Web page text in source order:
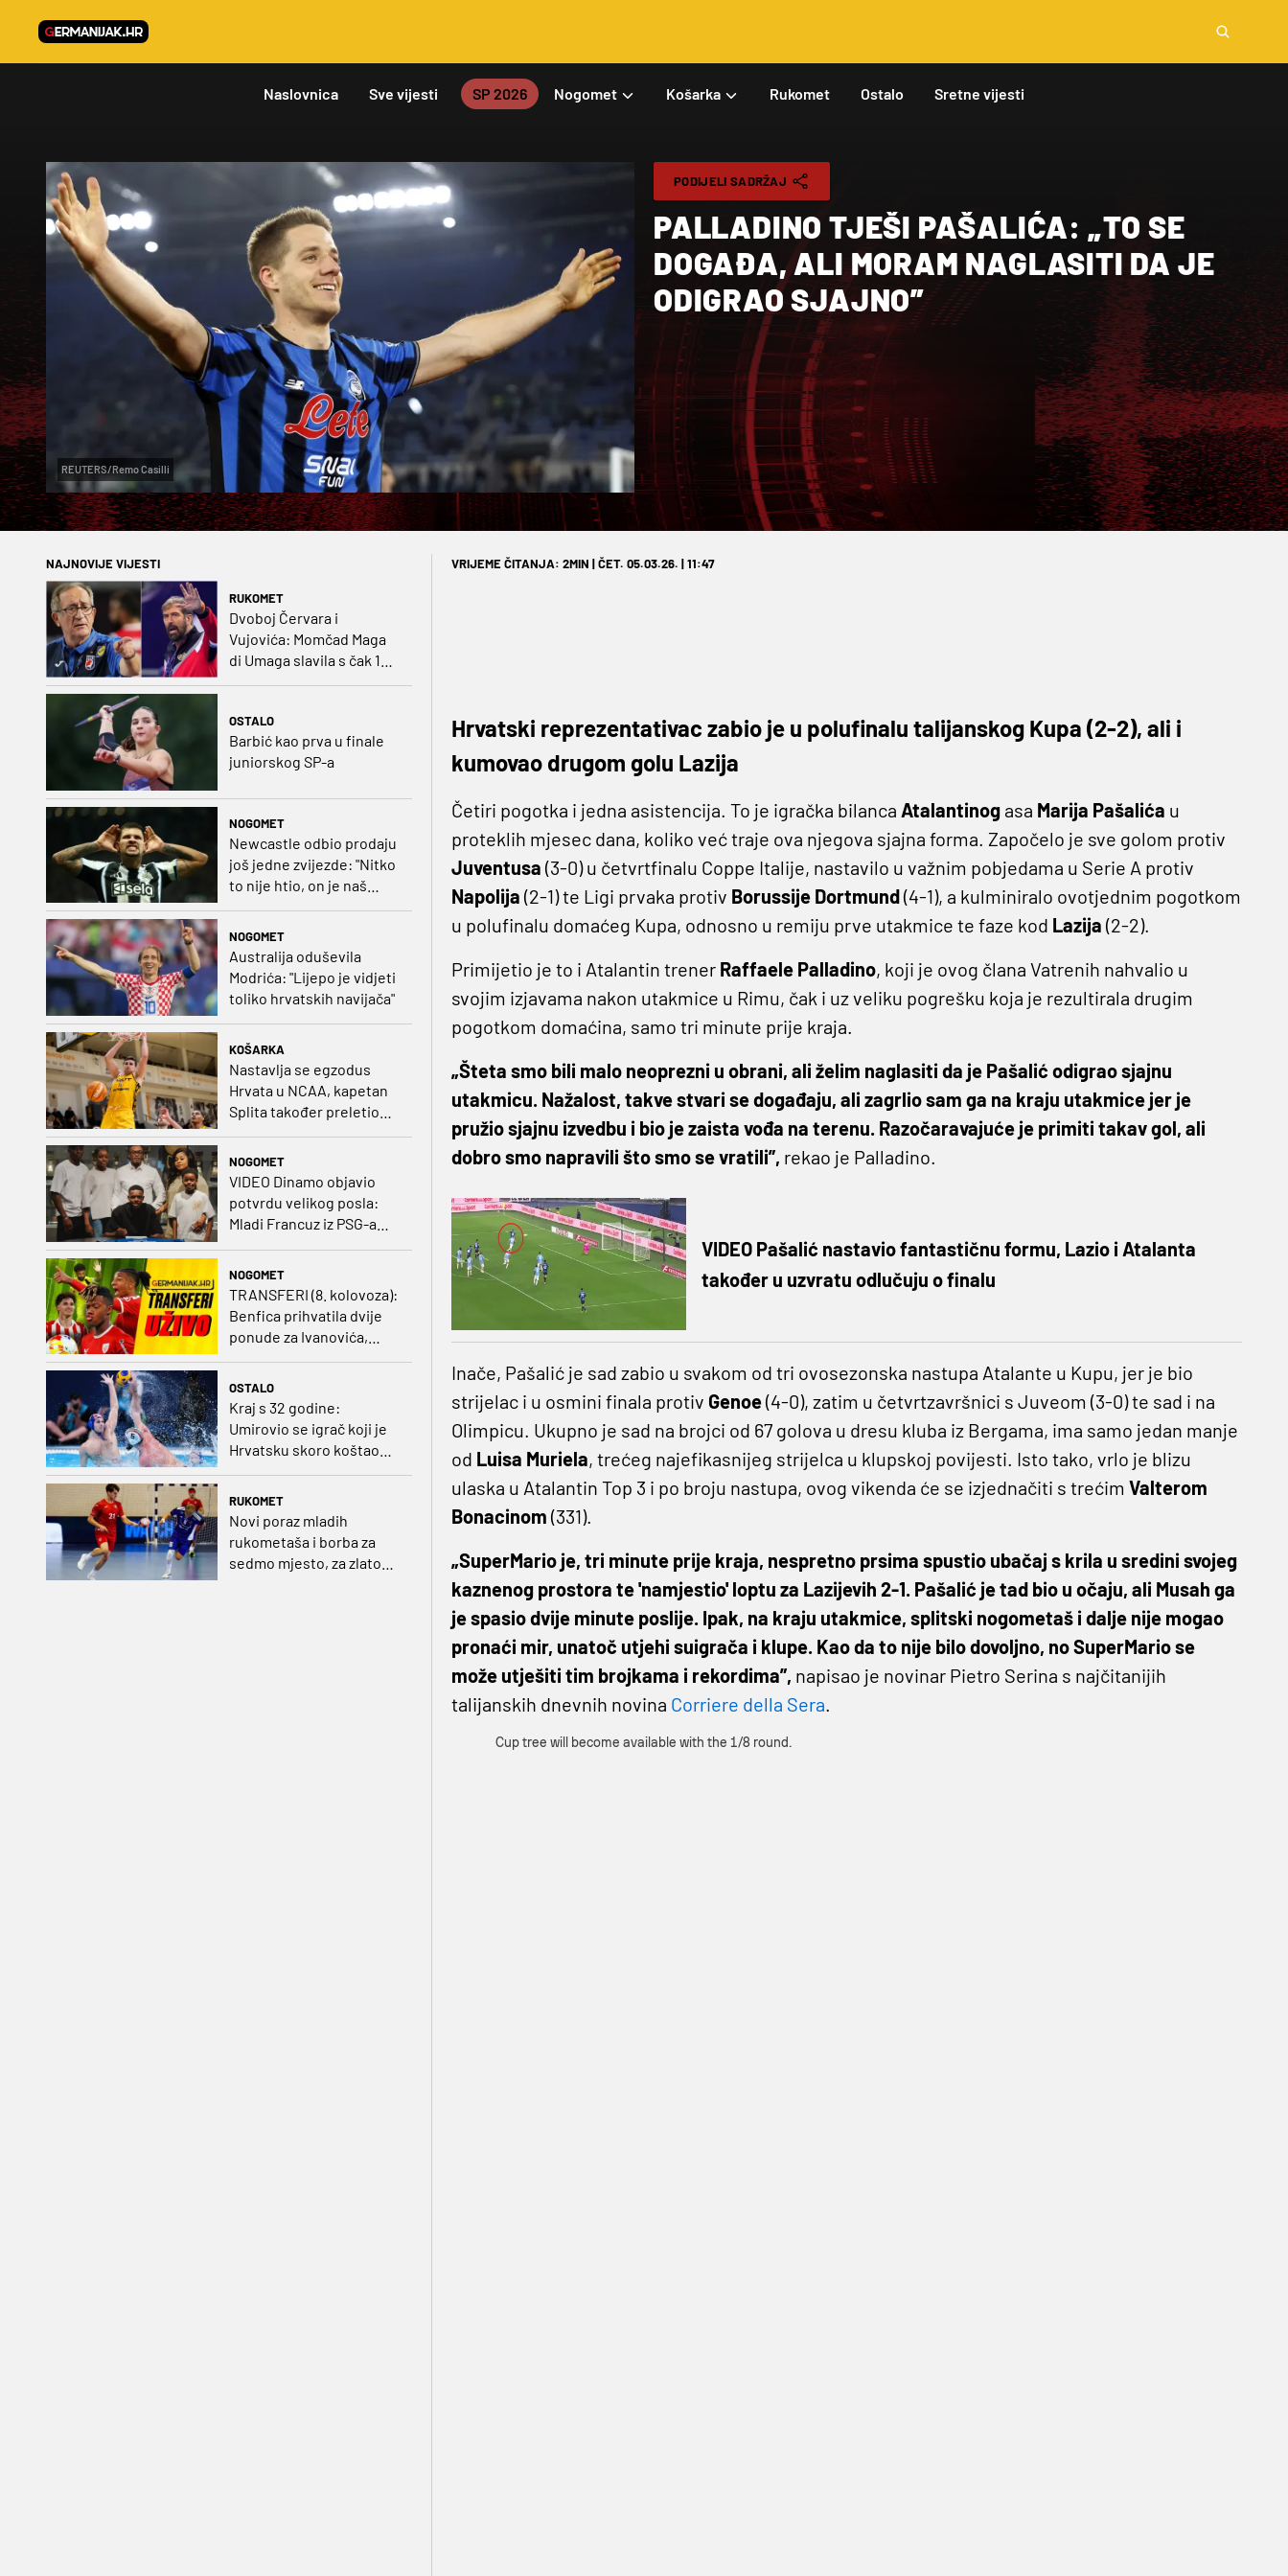
Naslovnica Sve vijesti SP 2026 Nogomet Košarka Rukomet Ostalo Sretne vijesti
REUTERS/Remo Casilli
PODIJELI SADRŽAJ
PALLADINO TJEŠI PAŠALIĆA: „TO SE
DOGAĐA, ALI MORAM NAGLASITI DA JE
ODIGRAO SJAJNO”
NAJNOVIJE VIJESTI
RUKOMET
Dvoboj Červara i
Vujovića: Momčad Maga
di Umaga slavila s čak 12
OSTALO
Barbić kao prva u finale
juniorskog SP-a
NOGOMET
Newcastle odbio prodaju
još jedne zvijezde: "Nitko
to nije htio, on je naš
kapetan"
NOGOMET
Australija oduševila
Modrića: "Lijepo je vidjeti
toliko hrvatskih navijača"
KOŠARKA
Nastavlja se egzodus
Hrvata u NCAA, kapetan
Splita također preletio
NOGOMET
VIDEO Dinamo objavio
potvrdu velikog posla:
Mladi Francuz iz PSG-a
NOGOMET
TRANSFERI (8. kolovoza):
Benfica prihvatila dvije
ponude za Ivanovića,
Vukovar doveo
OSTALO
Kraj s 32 godine:
Umirovio se igrač koji je
Hrvatsku skoro koštao
RUKOMET
Novi poraz mladih
rukometaša i borba za
sedmo mjesto, za zlato
VRIJEME ČITANJA: 2MIN | ČET. 05.03.26. | 11:47
Hrvatski reprezentativac zabio je u polufinalu talijanskog Kupa (2-2), ali i
kumovao drugom golu Lazija
Četiri pogotka i jedna asistencija. To je igračka bilanca Atalantinog asa Marija Pašalića u
proteklih mjesec dana, koliko već traje ova njegova sjajna forma. Započelo je sve golom protiv
Juventusa (3-0) u četvrtfinalu Coppe Italije, nastavilo u važnim pobjedama u Serie A protiv
Napolija (2-1) te Ligi prvaka protiv Borussije Dortmund(4-1), a kulminiralo ovotjednim pogotkom
u polufinalu domaćeg Kupa, odnosno u remiju prve utakmice te faze kod Lazija (2-2).
Primijetio je to i Atalantin trener Raffaele Palladino, koji je ovog člana Vatrenih nahvalio u
svojim izjavama nakon utakmice u Rimu, čak i uz veliku pogrešku koja je rezultirala drugim
pogotkom domaćina, samo tri minute prije kraja.
„Šteta smo bili malo neoprezni u obrani, ali želim naglasiti da je Pašalić odigrao sjajnu
utakmicu. Nažalost, takve stvari se događaju, ali zagrlio sam ga na kraju utakmice jer je
pružio sjajnu izvedbu i bio je zaista vođa na terenu. Razočaravajuće je primiti takav gol, ali
dobro smo napravili što smo se vratili”, rekao je Palladino.
VIDEO Pašalić nastavio fantastičnu formu, Lazio i Atalanta
također u uzvratu odlučuju o finalu
Inače, Pašalić je sad zabio u svakom od tri ovosezonska nastupa Atalante u Kupu, jer je bio
strijelac i u osmini finala protiv Genoe(4-0), zatim u četvrtzavršnici s Juveom (3-0) te sad i na
Olimpicu. Ukupno je sad na brojci od 67 golova u dresu kluba iz Bergama, ima samo jedan manje
od Luisa Muriela, trećeg najefikasnijeg strijelca u klupskoj povijesti. Isto tako, vrlo je blizu
ulaska u Atalantin Top 3 i po broju nastupa, ovog vikenda će se izjednačiti s trećim Valterom
Bonacinom (331).
„SuperMario je, tri minute prije kraja, nespretno prsima spustio ubačaj s krila u sredini svojeg
kaznenog prostora te 'namjestio' loptu za Lazijevih 2-1. Pašalić je tad bio u očaju, ali Musah ga
je spasio dvije minute poslije. Ipak, na kraju utakmice, splitski nogometaš i dalje nije mogao
pronaći mir, unatoč utjehi suigrača i klupe. Kao da to nije bilo dovoljno, no SuperMario se
može utješiti tim brojkama i rekordima”, napisao je novinar Pietro Serina s najčitanijih
talijanskih dnevnih novina Corriere della Sera.